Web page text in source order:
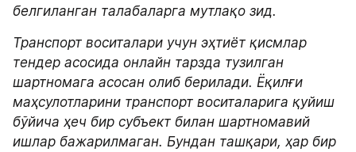
белгиланган талабаларга мутлақо зид.
Транспорт воситалари учун эҳтиёт қисмлар
тендер асосида онлайн тарзда тузилган
шартномага асосан олиб берилади. Ёқилғи
маҳсулотларини транспорт воситаларига қуйиш
бўйича ҳеч бир субъект билан шартномавий
ишлар бажарилмаган. Бундан ташқари, ҳар бир